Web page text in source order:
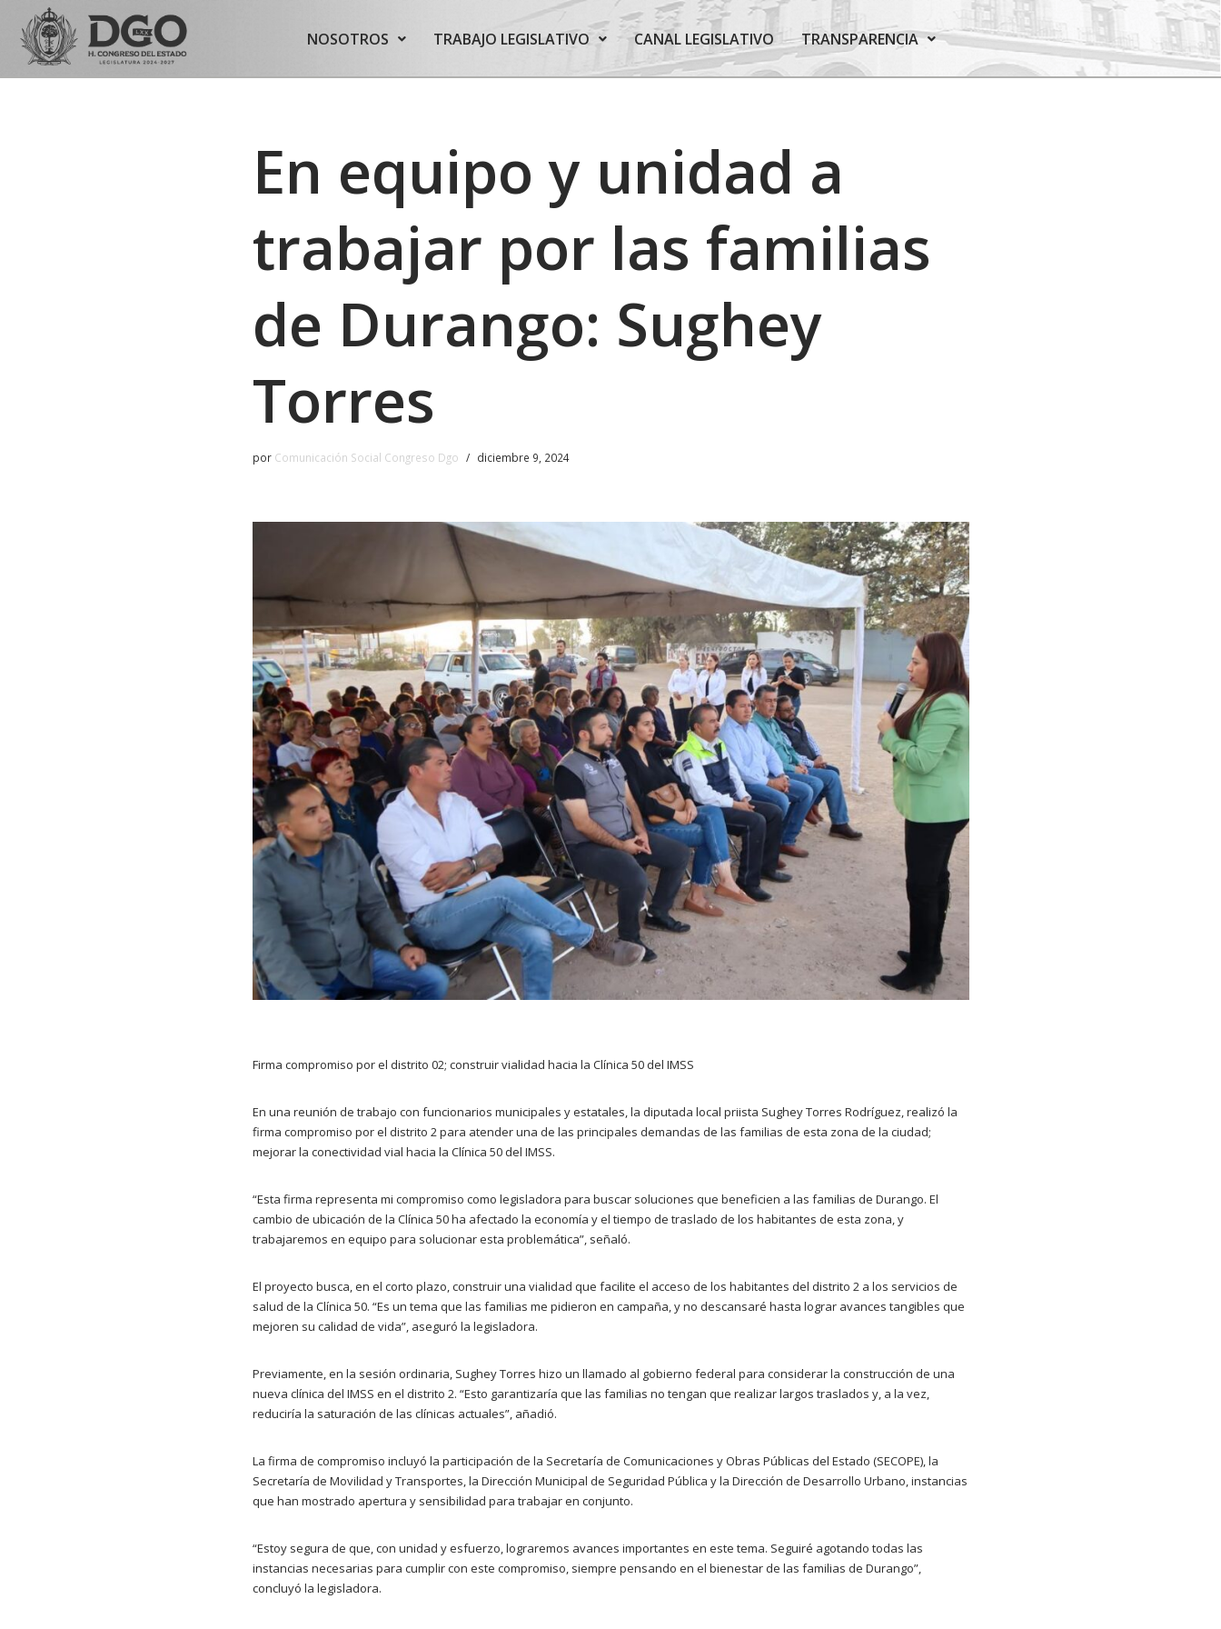
Saltar
NOSOTROS TRABAJO LEGISLATIVO CANAL LEGISLATIVO TRANSPARENCIA
En equipo y unidad a
trabajar por las familias
de Durango: Sughey
Torres
por Comunicación Social Congreso Dgo diciembre 9, 2024
Firma compromiso por el distrito 02; construir vialidad hacia la Clínica 50 del IMSS
En una reunión de trabajo con funcionarios municipales y estatales, la diputada local priista Sughey Torres Rodríguez, realizó la
firma compromiso por el distrito 2 para atender una de las principales demandas de las familias de esta zona de la ciudad;
mejorar la conectividad vial hacia la Clínica 50 del IMSS.
“Esta firma representa mi compromiso como legisladora para buscar soluciones que beneficien a las familias de Durango. El
cambio de ubicación de la Clínica 50 ha afectado la economía y el tiempo de traslado de los habitantes de esta zona, y
trabajaremos en equipo para solucionar esta problemática”, señaló.
El proyecto busca, en el corto plazo, construir una vialidad que facilite el acceso de los habitantes del distrito 2 a los servicios de
salud de la Clínica 50. “Es un tema que las familias me pidieron en campaña, y no descansaré hasta lograr avances tangibles que
mejoren su calidad de vida”, aseguró la legisladora.
Previamente, en la sesión ordinaria, Sughey Torres hizo un llamado al gobierno federal para considerar la construcción de una
nueva clínica del IMSS en el distrito 2. “Esto garantizaría que las familias no tengan que realizar largos traslados y, a la vez,
reduciría la saturación de las clínicas actuales”, añadió.
La firma de compromiso incluyó la participación de la Secretaría de Comunicaciones y Obras Públicas del Estado (SECOPE), la
Secretaría de Movilidad y Transportes, la Dirección Municipal de Seguridad Pública y la Dirección de Desarrollo Urbano, instancias
que han mostrado apertura y sensibilidad para trabajar en conjunto.
“Estoy segura de que, con unidad y esfuerzo, lograremos avances importantes en este tema. Seguiré agotando todas las
instancias necesarias para cumplir con este compromiso, siempre pensando en el bienestar de las familias de Durango”,
concluyó la legisladora.